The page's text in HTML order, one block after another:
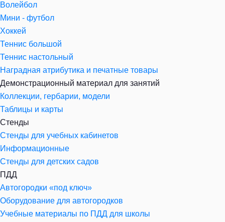
Волейбол
Мини - футбол
Хоккей
Теннис большой
Теннис настольный
Наградная атрибутика и печатные товары
Демонстрационный материал для занятий
Коллекции, гербарии, модели
Таблицы и карты
Стенды
Стенды для учебных кабинетов
Информационные
Стенды для детских садов
ПДД
Автогородки «под ключ»
Оборудование для автогородков
Учебные материалы по ПДД для школы